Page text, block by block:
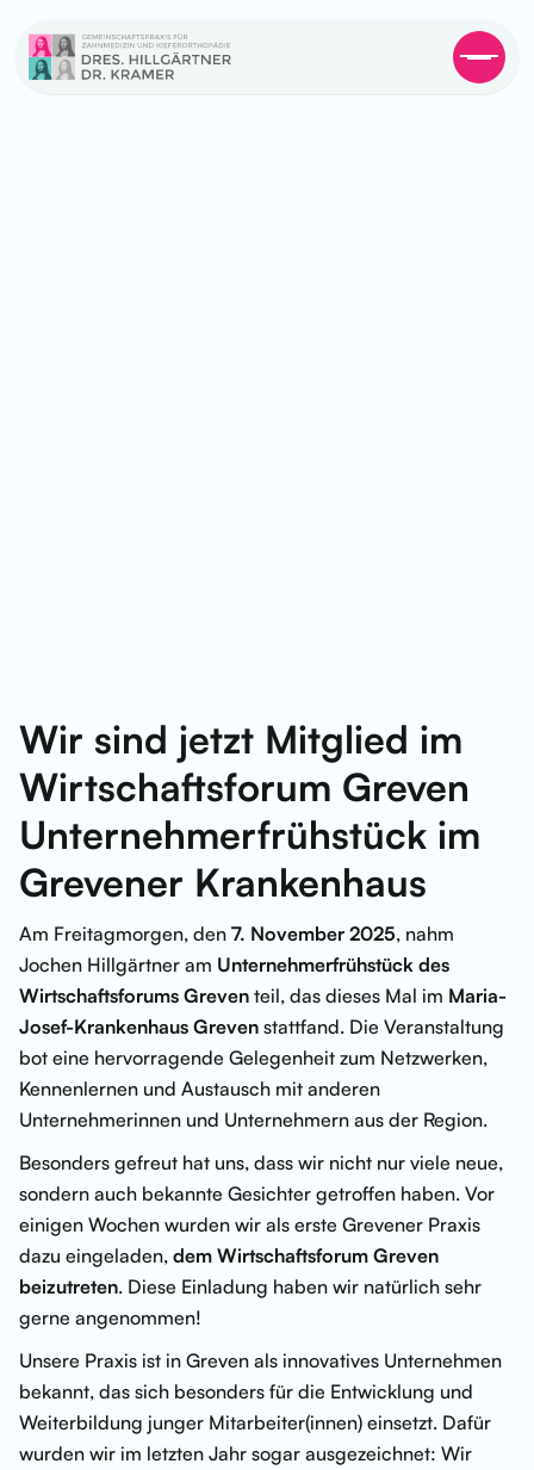
Wir sind jetzt Mitglied im
Wirtschaftsforum Greven
Unternehmerfrühstück im
Grevener Krankenhaus
Am Freitagmorgen, den 7. November 2025, nahm
Jochen Hillgärtner am Unternehmerfrühstück des
Wirtschaftsforums Greven teil, das dieses Mal im Maria-
Josef-Krankenhaus Greven stattfand. Die Veranstaltung
bot eine hervorragende Gelegenheit zum Netzwerken,
Kennenlernen und Austausch mit anderen
Unternehmerinnen und Unternehmern aus der Region.
Besonders gefreut hat uns, dass wir nicht nur viele neue,
sondern auch bekannte Gesichter getroffen haben. Vor
einigen Wochen wurden wir als erste Grevener Praxis
dazu eingeladen, dem Wirtschaftsforum Greven
beizutreten. Diese Einladung haben wir natürlich sehr
gerne angenommen!
Unsere Praxis ist in Greven als innovatives Unternehmen
bekannt, das sich besonders für die Entwicklung und
Weiterbildung junger Mitarbeiter(innen) einsetzt. Dafür
wurden wir im letzten Jahr sogar ausgezeichnet: Wir